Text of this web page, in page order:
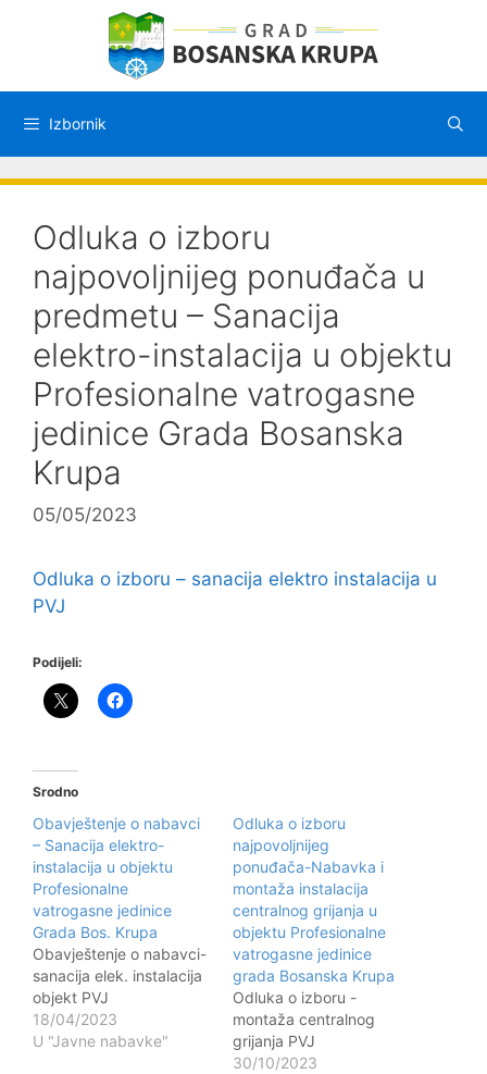
Izbornik
Odluka o izboru
najpovoljnijeg ponuđača u
predmetu – Sanacija
elektro-instalacija u objektu
Profesionalne vatrogasne
jedinice Grada Bosanska
Krupa
05/05/2023
Odluka o izboru – sanacija elektro instalacija u
PVJ
Podijeli:
Srodno
Obavještenje o nabavci
– Sanacija elektro-
instalacija u objektu
Profesionalne
vatrogasne jedinice
Grada Bos. Krupa
Obavještenje o nabavci-
sanacija elek. instalacija
objekt PVJ
18/04/2023
U "Javne nabavke"
Odluka o izboru
najpovoljnijeg
ponuđača-Nabavka i
montaža instalacija
centralnog grijanja u
objektu Profesionalne
vatrogasne jedinice
grada Bosanska Krupa
Odluka o izboru -
montaža centralnog
grijanja PVJ
30/10/2023